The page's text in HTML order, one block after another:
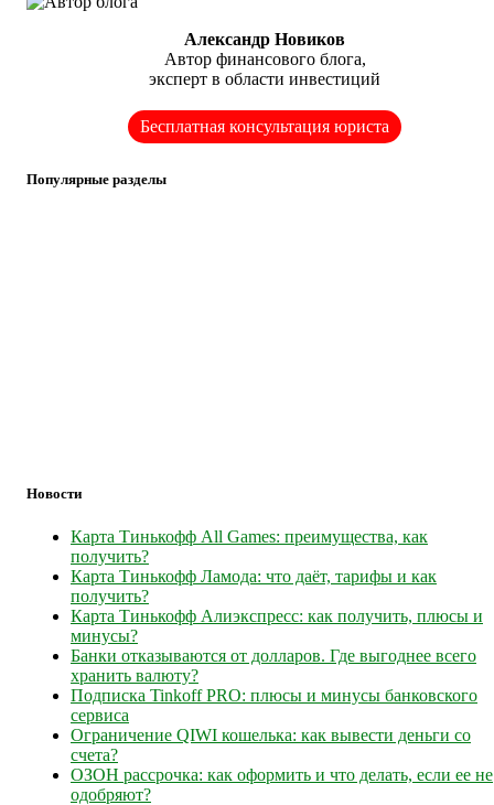
Александр Новиков
Автор финансового блога,
эксперт в области инвестиций
Бесплатная консультация юриста
Популярные разделы
Новости
Карта Тинькофф All Games: преимущества, как
получить?
Карта Тинькофф Ламода: что даёт, тарифы и как
получить?
Карта Тинькофф Алиэкспресс: как получить, плюсы и
минусы?
Банки отказываются от долларов. Где выгоднее всего
хранить валюту?
Подписка Tinkoff PRO: плюсы и минусы банковского
сервиса
Ограничение QIWI кошелька: как вывести деньги со
счета?
ОЗОН рассрочка: как оформить и что делать, если ее не
одобряют?